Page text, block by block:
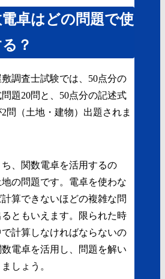
電卓はどの問題で使
？
調査士試験では、50点分の
題20問と、50点分の記述式
2問（土地・建物）出題されま
ち、関数電卓を活用するの
地の問題です。電卓を使わな
算できないほどの複雑な問
るともいえます。限られた時
で計算しなければならないの
数電卓を活用し、問題を解い
しょう。